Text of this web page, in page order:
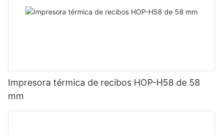
Impresora térmica de recibos HOP-H58 de 58
mm